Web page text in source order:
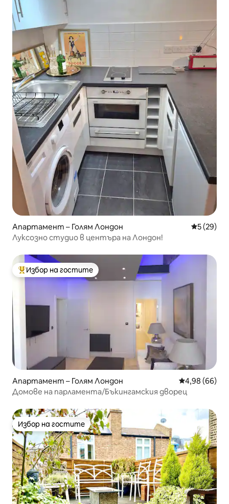
Апартамент – Голям Лондон Средна
5 (29)
Луксозно студио в центъра на Лондон!
Най-популярен избор на гостите
Избор на гостите
Апартамент – Голям Лондон Средна
4,98 (66)
Домове на парламента/Бъкингамския дворец
Избор на гостите
Избор на гостите